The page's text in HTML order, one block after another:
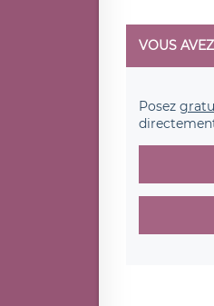
VOUS
Posez